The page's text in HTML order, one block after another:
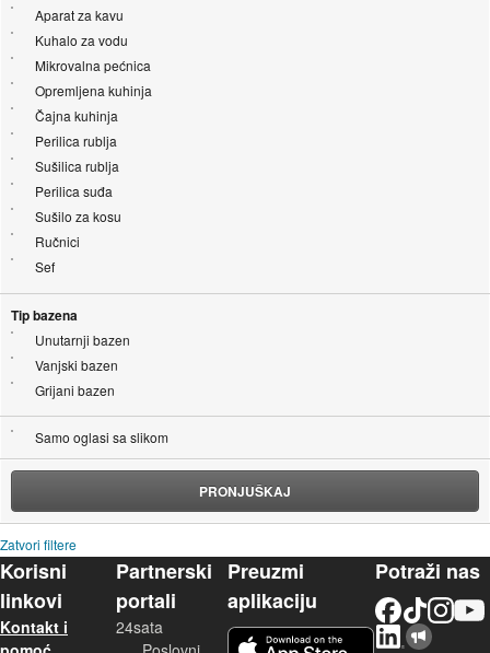
Aparat za kavu
Kuhalo za vodu
Mikrovalna pećnica
Opremljena kuhinja
Čajna kuhinja
Perilica rublja
Sušilica rublja
Perilica suđa
Sušilo za kosu
Ručnici
Sef
Tip bazena
Unutarnji bazen
Vanjski bazen
Grijani bazen
Samo oglasi sa slikom
PRONJUŠKAJ
Zatvori filtere
Korisni
linkovi
Kontakt i
Partnerski
portali
24sata
Preuzmi
aplikaciju
Potraži nas